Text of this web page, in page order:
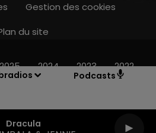
Podcasts
Dracula
Gestion des cookies
du site
2024 2023 2022